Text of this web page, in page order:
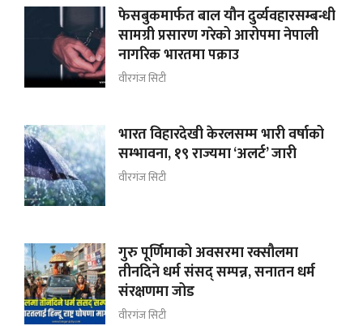
फेसबुकमार्फत बाल यौन दुर्व्यवहारसम्बन्धी
सामग्री प्रसारण गरेको आरोपमा नेपाली
नागरिक भारतमा पक्राउ
वीरगंज सिटी
भारत विहारदेखी केरलसम्म भारी वर्षाको
सम्भावना, १९ राज्यमा ‘अलर्ट’ जारी
वीरगंज सिटी
गुरु पूर्णिमाको अवसरमा रक्सौलमा
तीनदिने धर्म संसद् सम्पन्न, सनातन धर्म
संरक्षणमा जोड
वीरगंज सिटी